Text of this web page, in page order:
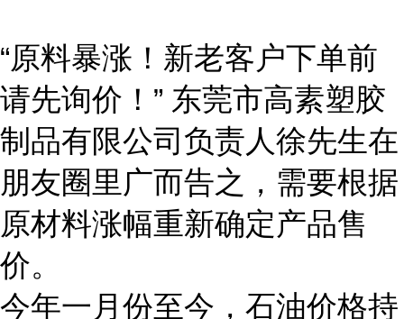
“原料暴涨！新老客户下单前
请先询价！” 东莞市高素塑胶
制品有限公司负责人徐先生在
朋友圈里广而告之，需要根据
原材料涨幅重新确定产品售
价。
今年一月份至今，石油价格持